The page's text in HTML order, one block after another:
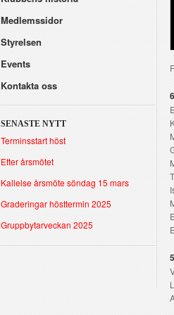
Medlemssidor
Styrelsen
Events
Kontakta oss
SENASTE NYTT
Terminsstart höst
Efter årsmötet
Kallelse årsmöte söndag 15 mars
Graderingar hösttermin 2025
Gruppbytarveckan 2025